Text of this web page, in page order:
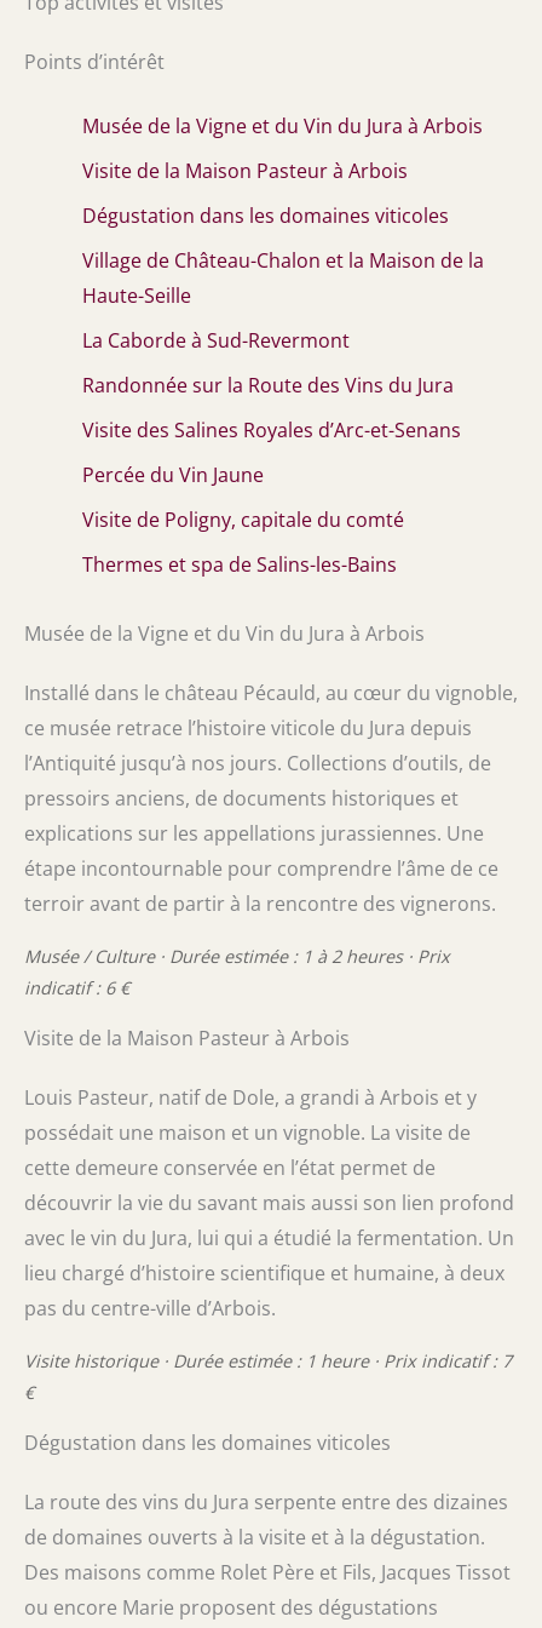
Points d’intérêt
Musée de la Vigne et du Vin du Jura à Arbois
Visite de la Maison Pasteur à Arbois
Dégustation dans les domaines viticoles
Village de Château-Chalon et la Maison de la
Haute-Seille
La Caborde à Sud-Revermont
Randonnée sur la Route des Vins du Jura
Visite des Salines Royales d’Arc-et-Senans
Percée du Vin Jaune
Visite de Poligny, capitale du comté
Thermes et spa de Salins-les-Bains
Musée de la Vigne et du Vin du Jura à Arbois
Installé dans le château Pécauld, au cœur du vignoble,
ce musée retrace l’histoire viticole du Jura depuis
l’Antiquité jusqu’à nos jours. Collections d’outils, de
pressoirs anciens, de documents historiques et
explications sur les appellations jurassiennes. Une
étape incontournable pour comprendre l’âme de ce
terroir avant de partir à la rencontre des vignerons.
Musée / Culture · Durée estimée : 1 à 2 heures · Prix
indicatif : 6 €
Visite de la Maison Pasteur à Arbois
Louis Pasteur, natif de Dole, a grandi à Arbois et y
possédait une maison et un vignoble. La visite de
cette demeure conservée en l’état permet de
découvrir la vie du savant mais aussi son lien profond
avec le vin du Jura, lui qui a étudié la fermentation. Un
lieu chargé d’histoire scientifique et humaine, à deux
pas du centre-ville d’Arbois.
Visite historique · Durée estimée : 1 heure · Prix indicatif : 7
€
Dégustation dans les domaines viticoles
La route des vins du Jura serpente entre des dizaines
de domaines ouverts à la visite et à la dégustation.
Des maisons comme Rolet Père et Fils, Jacques Tissot
ou encore Marie proposent des dégustations